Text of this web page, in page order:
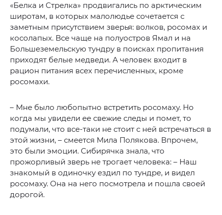
«Белка и Стрелка» продвигались по арктическим
широтам, в которых малолюдье сочетается с
заметным присутствием зверья: волков, росомах и
косолапых. Все чаще на полуостров Ямал и на
Большеземельскую тундру в поисках пропитания
приходят белые медведи. А человек входит в
рацион питания всех перечисленных, кроме
росомахи.
– Мне было любопытно встретить росомаху. Но
когда мы увидели ее свежие следы и помет, то
подумали, что все-таки не стоит с ней встречаться в
этой жизни, – смеется Мила Полякова. Впрочем,
это были эмоции. Сибирячка знала, что
прожорливый зверь не трогает человека: – Наш
знакомый в одиночку ездил по тундре, и видел
росомаху. Она на него посмотрела и пошла своей
дорогой.